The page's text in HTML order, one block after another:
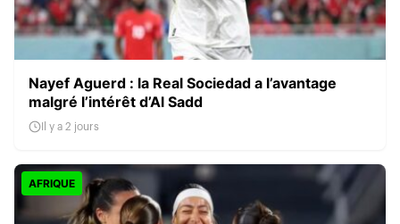
Nayef Aguerd : la Real Sociedad a l’avantage
malgré l’intérêt d’Al Sadd
Il y a 2 jours
AFRIQUE